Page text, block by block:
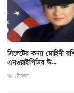
সিলেটের কন্যা মোহিনী
এনওয়াইপিডির উ...
সিলেট